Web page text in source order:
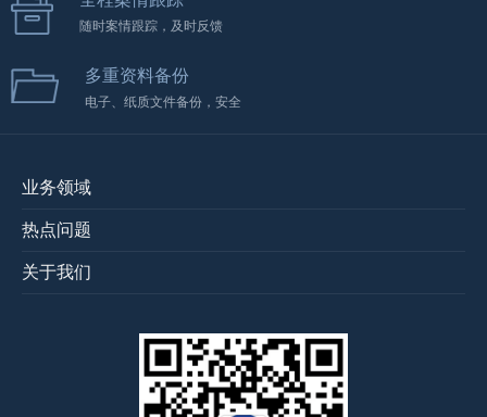
随时案情跟踪，及时反馈
多重资料备份
电子、纸质文件备份，安全
业务领域
热点问题
关于我们